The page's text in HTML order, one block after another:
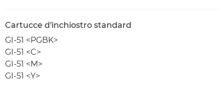
Cartucce d'inchiostro standard
GI-51 <PGBK>
GI-51 <C>
GI-51 <M>
GI-51 <Y>